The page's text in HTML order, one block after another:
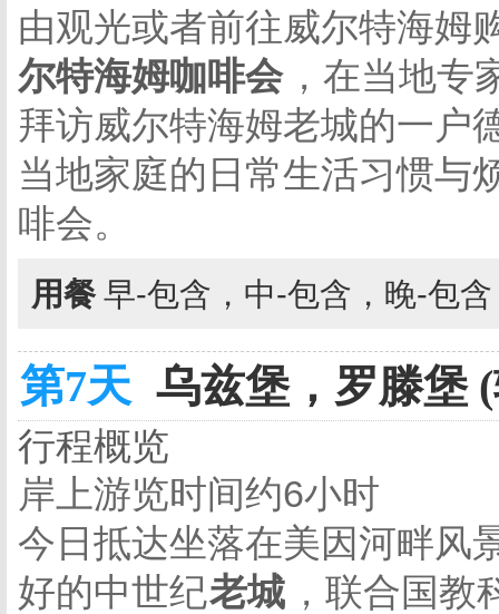
由观光或者前往威尔特海姆
尔特海姆咖啡会 ，在当地
拜访威尔特海姆老城的一户
当地家庭的日常生活习惯与
啡会。
用餐 早-包含，中-包含，晚-包
第7天 乌兹堡，罗滕堡
行程概览
岸上游览时间约6小时
今日抵达坐落在美因河畔风
好的中世纪老城 ，联合国